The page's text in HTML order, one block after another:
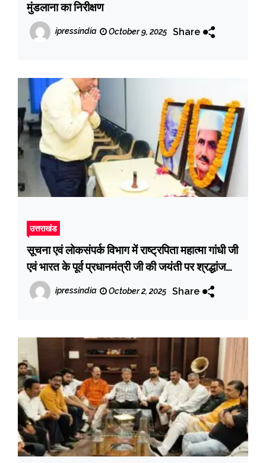
मुंडलाना का निरीक्षण
ipressindia October 9, 2025 Share
उत्तराखंड
सूचना एवं लोकसंपर्क विभाग में राष्ट्रपिता महात्मा गांधी जी
एवं भारत के पूर्व प्रधानमंत्री जी की जयंती पर श्रद्धांजलि
कार्यक्रम आयोजित किया गया
ipressindia October 2, 2025 Share